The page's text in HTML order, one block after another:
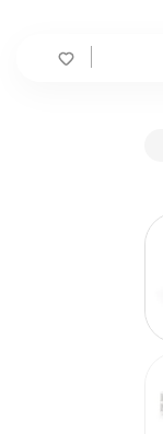
Cart